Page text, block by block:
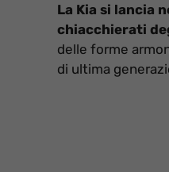
La Kia si lancia
chiacchierati
delle forme
di ultima